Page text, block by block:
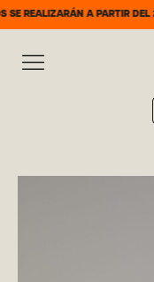
A PARTIR DEL 21 DE